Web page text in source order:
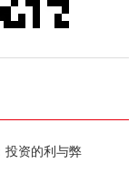
投资的利与弊